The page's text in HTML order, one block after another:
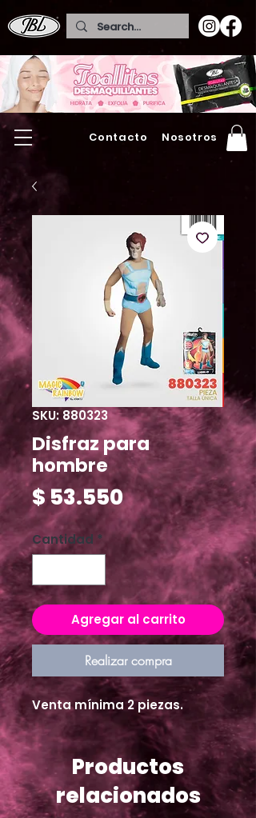
Contacto Nosotros
SKU: 880323
Disfraz para
hombre
$ 53.550Precio
Cantidad *
Agregar al carrito
Realizar compra
Venta mínima 2 piezas.
Productos
relacionados